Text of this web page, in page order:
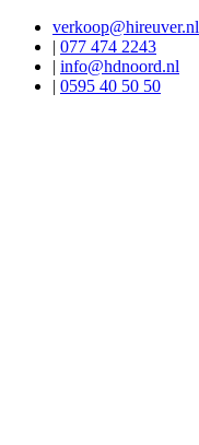
verkoop@hireuver.nl
| 077 474 2243
| info@hdnoord.nl
| 0595 40 50 50